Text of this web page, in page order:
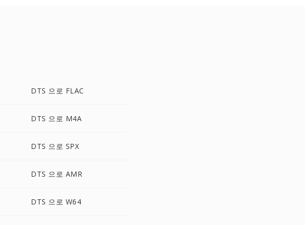
DTS 으로 FLAC
DTS 으로 M4A
DTS 으로 SPX
DTS 으로 AMR
DTS 으로 W64